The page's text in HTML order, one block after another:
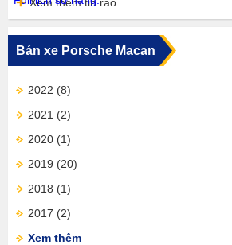
Bán xe Porsche Macan
2022 (8)
2021 (2)
2020 (1)
2019 (20)
2018 (1)
2017 (2)
Xem thêm